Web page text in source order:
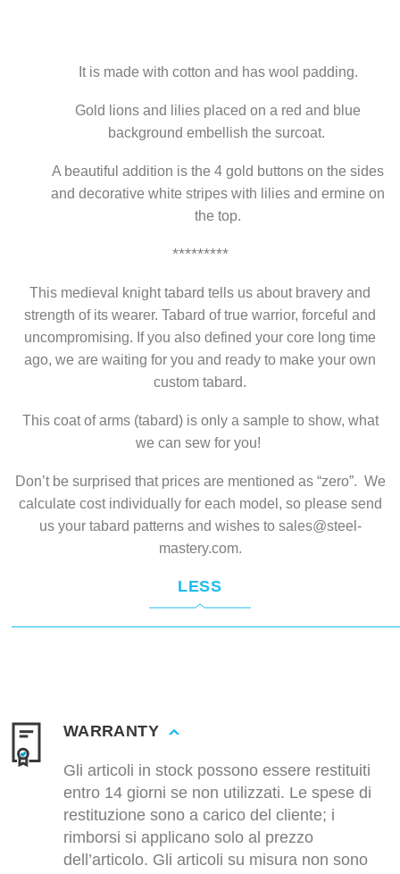
It is made with cotton and has wool padding.
Gold lions and lilies placed on a red and blue
background embellish the surcoat.
A beautiful addition is the 4 gold buttons on the sides
and decorative white stripes with lilies and ermine on
the top.
*********
This medieval knight tabard tells us about bravery and
strength of its wearer. Tabard of true warrior, forceful and
uncompromising. If you also defined your core long time
ago, we are waiting for you and ready to make your own
custom tabard.
This coat of arms (tabard) is only a sample to show, what
we can sew for you!
Don’t be surprised that prices are mentioned as “zero”. We
calculate cost individually for each model, so please send
us your tabard patterns and wishes to sales@steel-
mastery.com.
LESS
WARRANTY
Gli articoli in stock possono essere restituiti
entro 14 giorni se non utilizzati. Le spese di
restituzione sono a carico del cliente; i
rimborsi si applicano solo al prezzo
dell’articolo. Gli articoli su misura non sono